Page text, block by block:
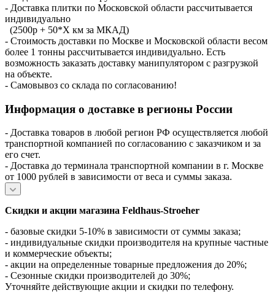
- Доставка плитки по Московской области рассчитывается
индивидуально
(2500р + 50*X км за МКАД)
- Стоимость доставки по Москве и Московской области весом
более 1 тонны рассчитывается индивидуально. Есть
возможность заказать доставку манипулятором с разгрузкой
на объекте.
- Самовывоз со склада по согласованию!
Информация о доставке в регионы России
- Доставка товаров в любой регион РФ осуществляется любой
транспортной компанией по согласованию с заказчиком и за
его счет.
- Доставка до терминала транспортной компании в г. Москве
от 1000 рублей в зависимости от веса и суммы заказа.
Скидки и акции магазина Feldhaus-Stroeher
- базовые скидки 5-10% в зависимости от суммы заказа;
- индивидуальные скидки производителя на крупные частные
и коммерческие объекты;
- акции на определенные товарные предложения до 20%;
- Сезонные скидки производителей до 30%;
Уточняйте действующие акции и скидки по телефону.